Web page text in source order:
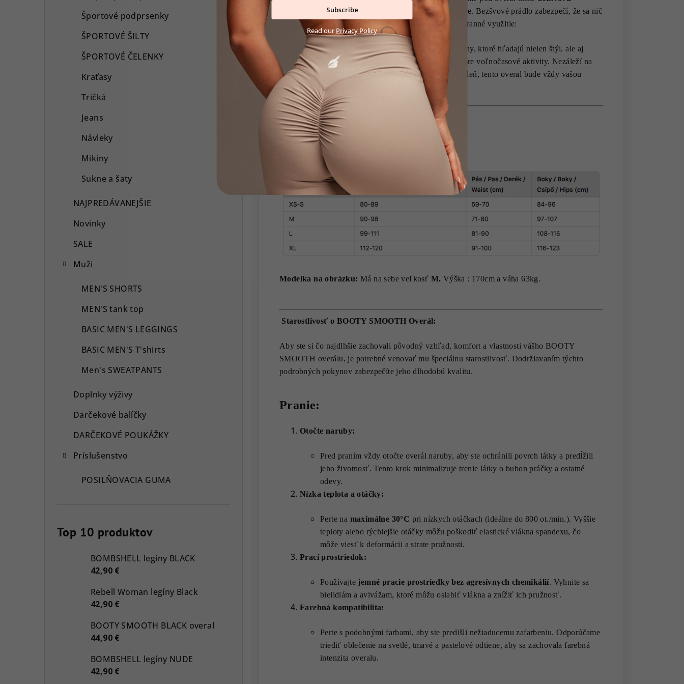
Športové podprsenky
ŠPORTOVÉ ŠILTY
ŠPORTOVÉ ČELENKY
Kraťasy
Tričká
Jeans
Návleky
Mikiny
Sukne a šaty
NAJPREDÁVANEJŠIE
Novinky
SALE
Muži
MEN'S SHORTS
MEN'S tank top
BASIC MEN'S LEGGINGS
BASIC MEN'S T'shirts
Men's SWEATPANTS
Doplnky výživy
Darčekové balíčky
DARČEKOVÉ POUKÁŽKY
Príslušenstvo
POSILŇOVACIA GUMA
Top 10 produktov
BOMBSHELL legíny BLACK
42,90 €
Rebell Woman legíny Black
42,90 €
BOOTY SMOOTH BLACK overal
44,90 €
BOMBSHELL legíny NUDE
42,90 €
podprsenku a bezšvové nohavičky v brazílskom štýle. Bezšvové prádlo zabezpečí, že sa nič
nebude rysovať pod priliehavým strihom overalu.Všestranné využitie:
BOOTY SMOOTH overál je navrhnutý pre aktívne ženy, ktoré hľadajú nielen štýl, ale aj
funkčnosť. Je ideálny pre rôzne druhy športov, ako aj pre voľnočasové aktivity. Nezáleží na
tom, či idete na tréning alebo sa chystáte na relaxačný deň, tento overal bude vždy vašou
prvou voľbou.
:
Modelka na obrázku: Má na sebe veľkosť M. Výška : 170cm a váha 63kg.
Starostlivosť o BOOTY SMOOTH Overál:
Aby ste si čo najdlhšie zachovali pôvodný vzhľad, komfort a vlastnosti vášho BOOTY
SMOOTH overálu, je potrebné venovať mu špeciálnu starostlivosť. Dodržiavaním týchto
podrobných pokynov zabezpečíte jeho dlhodobú kvalitu.
Pranie:
Otočte naruby:
Pred praním vždy otočte overál naruby, aby ste ochránili povrch látky a predĺžili
jeho životnosť. Tento krok minimalizuje trenie látky o bubon práčky a ostatné
odevy.
Nízka teplota a otáčky:
Perte na maximálne 30°C pri nízkych otáčkach (ideálne do 800 ot./min.). Vyššie
teploty alebo rýchlejšie otáčky môžu poškodiť elastické vlákna spandexu, čo
môže viesť k deformácii a strate pružnosti.
Prací prostriedok:
Používajte jemné pracie prostriedky bez agresívnych chemikálií. Vyhnite sa
bielidlám a avivážam, ktoré môžu oslabiť vlákna a znížiť ich pružnosť.
Farebná kompatibilita:
Perte s podobnými farbami, aby ste predišli nežiaducemu zafarbeniu. Odporúčame
triediť oblečenie na svetlé, tmavé a pastelové odtiene, aby sa zachovala farebná
intenzita overalu.
Subscribe
Read ourPrivacy Policy